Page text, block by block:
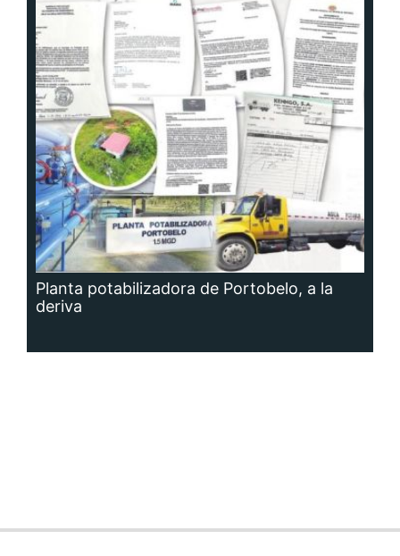
Planta potabilizadora de Portobelo, a la
deriva